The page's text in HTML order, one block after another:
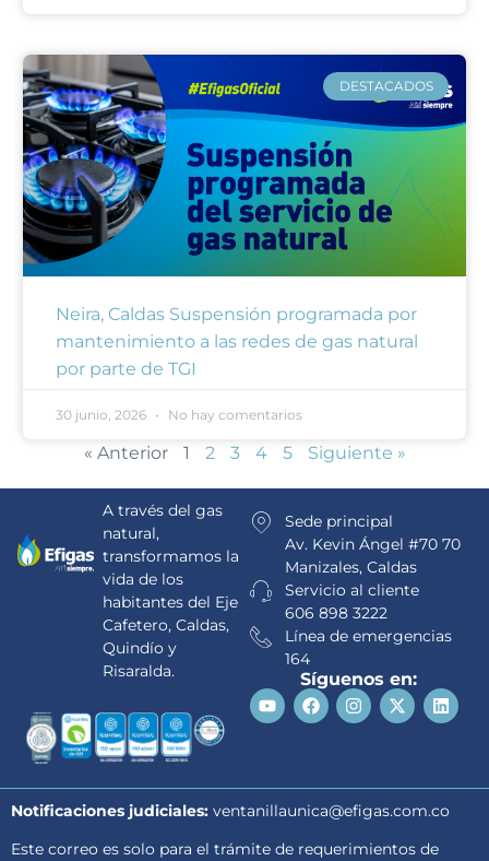
DESTACADOS
Neira, Caldas Suspensión programada por
mantenimiento a las redes de gas natural
por parte de TGI
30 junio, 2026 No hay comentarios
« Anterior 1 2 3 4 5 Siguiente »
A través del gas
natural,
transformamos la
vida de los
habitantes del Eje
Cafetero, Caldas,
Quindío y
Risaralda.
Sede principal
Av. Kevin Ángel #70 70
Manizales, Caldas
Servicio al cliente
606 898 3222
Línea de emergencias
164
Síguenos en:
Notificaciones judiciales: ventanillaunica@efigas.com.co
Este correo es solo para el trámite de requerimientos de